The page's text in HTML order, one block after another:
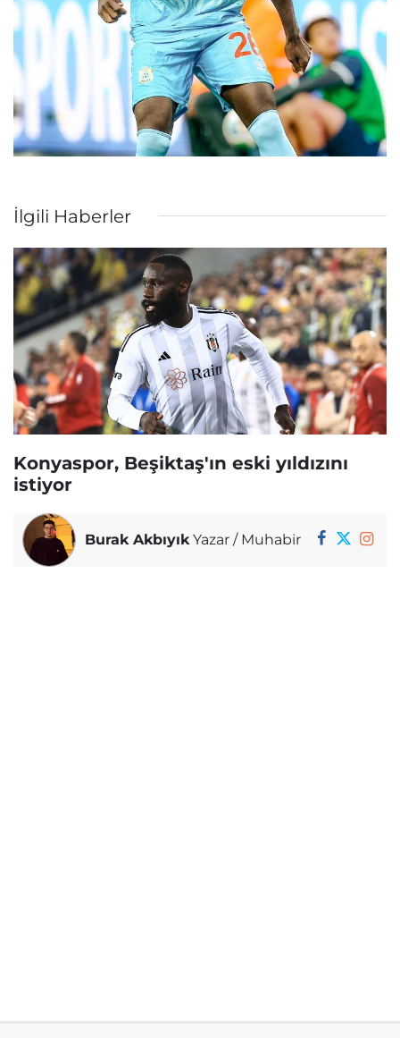
İlgili Haberler
Konyaspor, Beşiktaş'ın eski yıldızını
istiyor
Burak Akbıyık Yazar / Muhabir